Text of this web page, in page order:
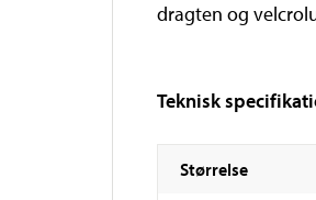
dragten og
Teknisk
Størrelse